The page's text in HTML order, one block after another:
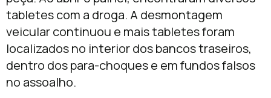
tabletes com a droga. A desmontagem
veicular continuou e mais tabletes foram
localizados no interior dos bancos traseiros,
dentro dos para-choques e em fundos falsos
no assoalho.